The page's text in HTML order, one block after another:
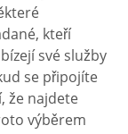
kteří
své služby
se připojíte
že najdete
výběrem